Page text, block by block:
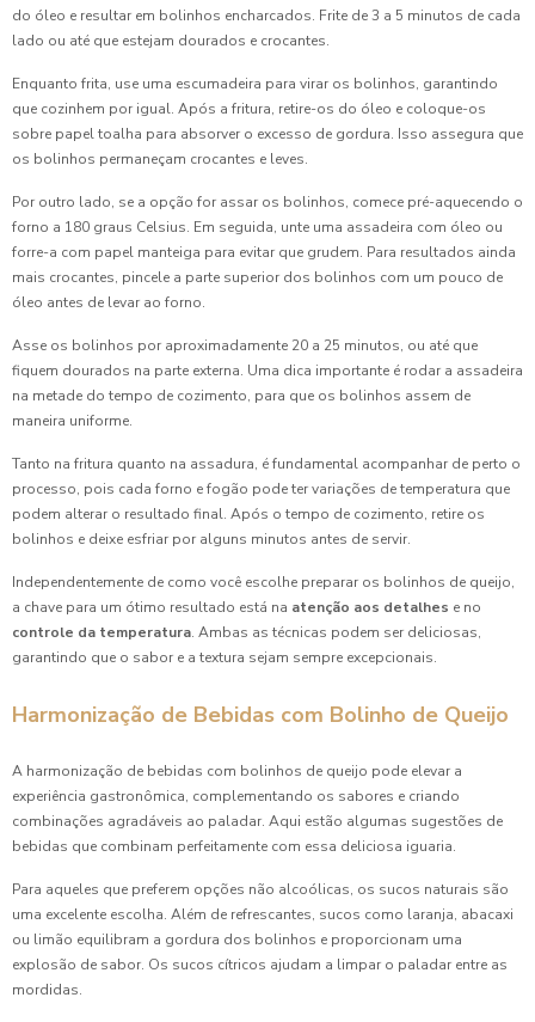
do óleo e resultar em bolinhos encharcados. Frite de 3 a 5 minutos de cada
lado ou até que estejam dourados e crocantes.
Enquanto frita, use uma escumadeira para virar os bolinhos, garantindo
que cozinhem por igual. Após a fritura, retire-os do óleo e coloque-os
sobre papel toalha para absorver o excesso de gordura. Isso assegura que
os bolinhos permaneçam crocantes e leves.
Por outro lado, se a opção for assar os bolinhos, comece pré-aquecendo o
forno a 180 graus Celsius. Em seguida, unte uma assadeira com óleo ou
forre-a com papel manteiga para evitar que grudem. Para resultados ainda
mais crocantes, pincele a parte superior dos bolinhos com um pouco de
óleo antes de levar ao forno.
Asse os bolinhos por aproximadamente 20 a 25 minutos, ou até que
fiquem dourados na parte externa. Uma dica importante é rodar a assadeira
na metade do tempo de cozimento, para que os bolinhos assem de
maneira uniforme.
Tanto na fritura quanto na assadura, é fundamental acompanhar de perto o
processo, pois cada forno e fogão pode ter variações de temperatura que
podem alterar o resultado final. Após o tempo de cozimento, retire os
bolinhos e deixe esfriar por alguns minutos antes de servir.
Independentemente de como você escolhe preparar os bolinhos de queijo,
a chave para um ótimo resultado está na atenção aos detalhes e no
controle da temperatura. Ambas as técnicas podem ser deliciosas,
garantindo que o sabor e a textura sejam sempre excepcionais.
Harmonização de Bebidas com Bolinho de Queijo
A harmonização de bebidas com bolinhos de queijo pode elevar a
experiência gastronômica, complementando os sabores e criando
combinações agradáveis ao paladar. Aqui estão algumas sugestões de
bebidas que combinam perfeitamente com essa deliciosa iguaria.
Para aqueles que preferem opções não alcoólicas, os sucos naturais são
uma excelente escolha. Além de refrescantes, sucos como laranja, abacaxi
ou limão equilibram a gordura dos bolinhos e proporcionam uma
explosão de sabor. Os sucos cítricos ajudam a limpar o paladar entre as
mordidas.